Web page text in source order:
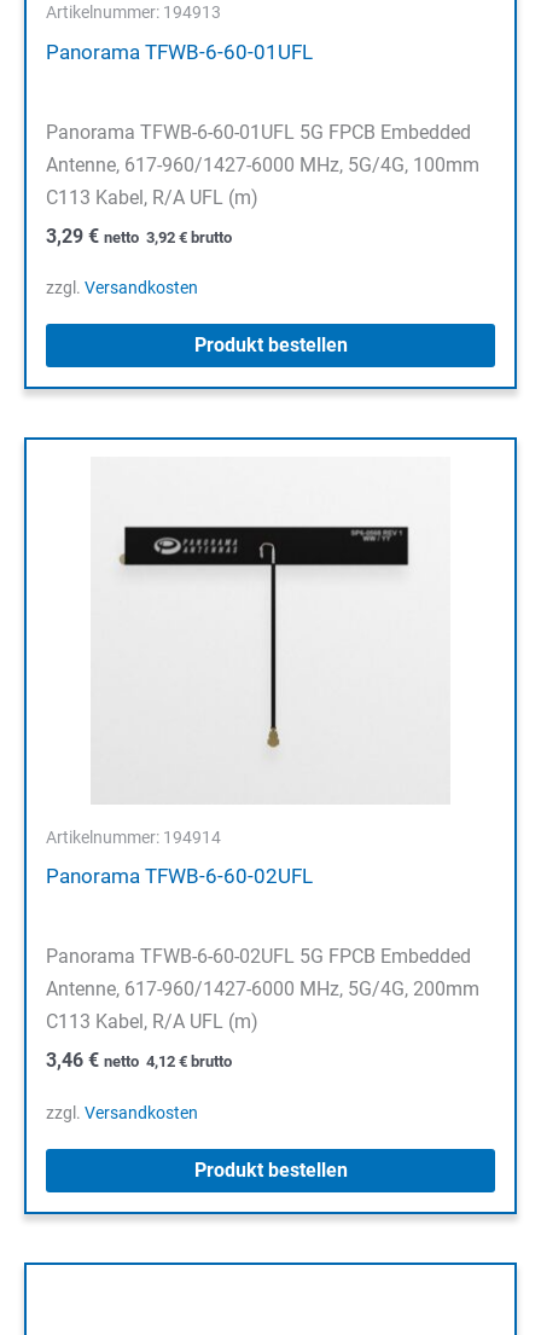
Artikelnummer: 194913
Panorama TFWB-6-60-01UFL
Panorama TFWB-6-60-01UFL 5G FPCB Embedded
Antenne, 617-960/1427-6000 MHz, 5G/4G, 100mm
C113 Kabel, R/A UFL (m)
3,29 € netto 3,92 € brutto
zzgl. Versandkosten
Produkt bestellen
Artikelnummer: 194914
Panorama TFWB-6-60-02UFL
Panorama TFWB-6-60-02UFL 5G FPCB Embedded
Antenne, 617-960/1427-6000 MHz, 5G/4G, 200mm
C113 Kabel, R/A UFL (m)
3,46 € netto 4,12 € brutto
zzgl. Versandkosten
Produkt bestellen